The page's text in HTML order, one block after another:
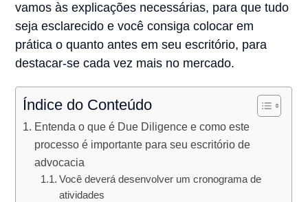
vamos às explicações necessárias, para que tudo
seja esclarecido e você consiga colocar em
prática o quanto antes em seu escritório, para
destacar-se cada vez mais no mercado.
Índice do Conteúdo
Entenda o que é Due Diligence e como este
processo é importante para seu escritório de
advocacia
Você deverá desenvolver um cronograma de
atividades